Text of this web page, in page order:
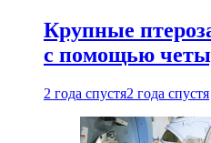
Крупные
с помощью
2 года спустя2 года спустя